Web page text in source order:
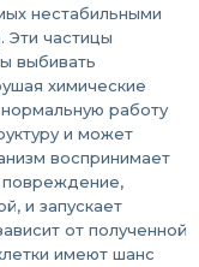
нестабильными
Эти частицы
выбивать
химические
работу
и может
воспринимает
повреждение,
и запускает
от полученной
имеют шанс